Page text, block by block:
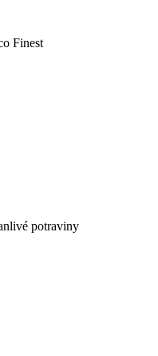
Finest
potraviny